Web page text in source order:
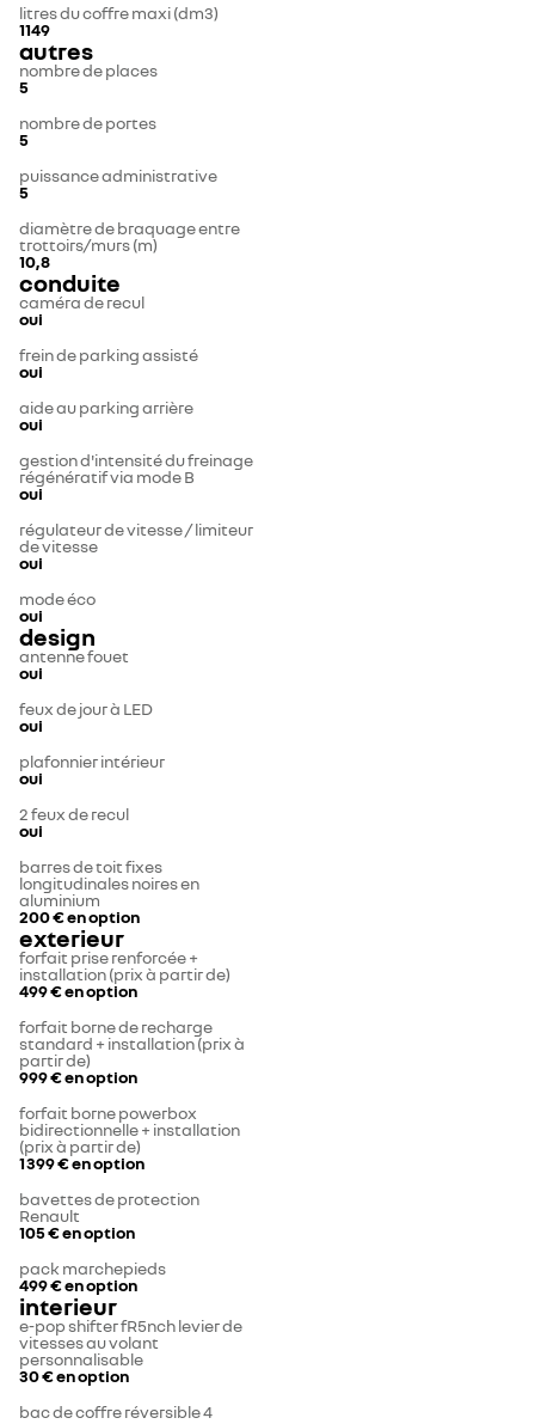
litres du coffre maxi (dm3)
1149
autres
nombre de places
5
nombre de portes
5
puissance administrative
5
diamètre de braquage entre
trottoirs/murs (m)
10,8
conduite
caméra de recul
oui
frein de parking assisté
oui
aide au parking arrière
oui
gestion d'intensité du freinage
régénératif via mode B
oui
régulateur de vitesse / limiteur
de vitesse
oui
mode éco
oui
design
antenne fouet
oui
feux de jour à LED
oui
plafonnier intérieur
oui
2 feux de recul
oui
barres de toit fixes
longitudinales noires en
aluminium
200 €en option
exterieur
forfait prise renforcée +
installation (prix à partir de)
499 €en option
forfait borne de recharge
standard + installation (prix à
partir de)
999 €en option
forfait borne powerbox
bidirectionnelle + installation
(prix à partir de)
1 399 €en option
bavettes de protection
Renault
105 €en option
pack marchepieds
499 €en option
interieur
e-pop shifter fR5nch levier de
vitesses au volant
personnalisable
30 €en option
bac de coffre réversible 4